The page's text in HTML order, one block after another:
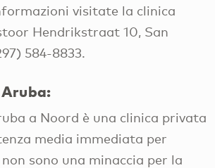
visitate la clinica
Hendrikstraat 10, San
584-8833.
a Noord è una clinica privata
media immediata per
sono una minaccia per la